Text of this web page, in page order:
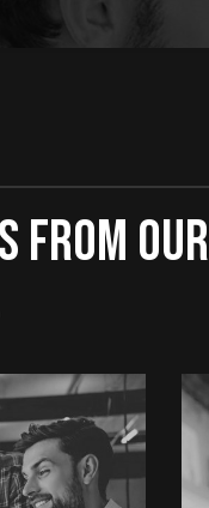
from our